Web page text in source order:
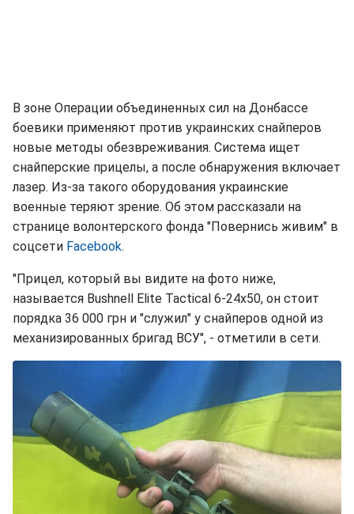
В зоне Операции объединенных сил на Донбассе
боевики применяют против украинских снайперов
новые методы обезвреживания. Система ищет
снайперские прицелы, а после обнаружения включает
лазер. Из-за такого оборудования украинские
военные теряют зрение. Об этом рассказали на
странице волонтерского фонда "Повернись живим" в
соцсети Facebook.
"Прицел, который вы видите на фото ниже,
называется Bushnell Elite Tactical 6-24x50, он стоит
порядка 36 000 грн и "служил" у снайперов одной из
механизированных бригад ВСУ", - отметили в сети.